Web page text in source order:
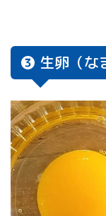
❸ 生卵（な